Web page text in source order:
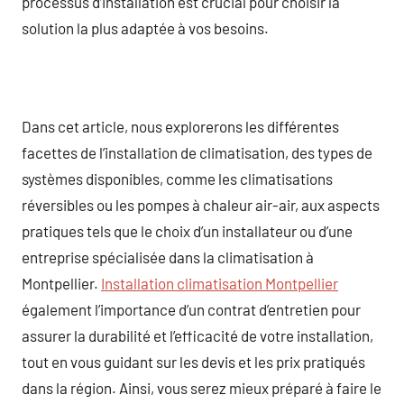
solution la plus adaptée à vos besoins.
Dans cet article, nous explorerons les différentes
facettes de l’installation de climatisation, des types de
systèmes disponibles, comme les climatisations
réversibles ou les pompes à chaleur air-air, aux aspects
pratiques tels que le choix d’un installateur ou d’une
entreprise spécialisée dans la climatisation à
Montpellier. Installation climatisation Montpellier
également l’importance d’un contrat d’entretien pour
assurer la durabilité et l’efficacité de votre installation,
tout en vous guidant sur les devis et les prix pratiqués
dans la région. Ainsi, vous serez mieux préparé à faire le